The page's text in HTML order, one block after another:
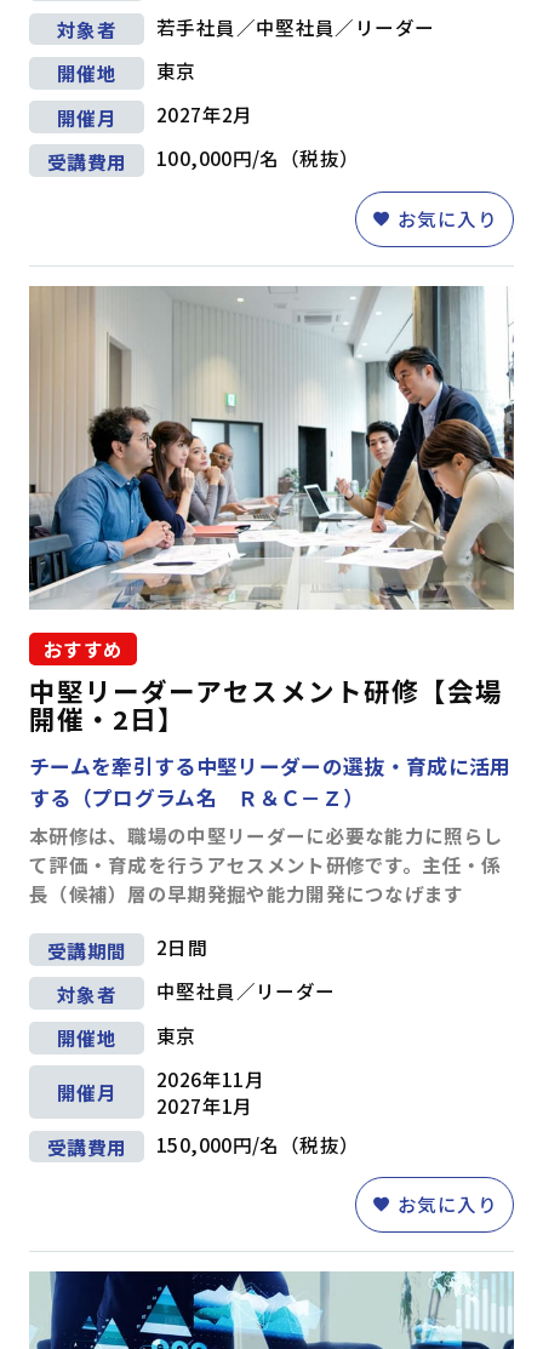
対象者
若手社員／中堅社員／リーダー
開催地
東京
開催月
2027年2月
受講費用
100,000円/名（税抜）
お気に入り
おすすめ
中堅リーダーアセスメント研修【会場
開催・2日】
チームを牽引する中堅リーダーの選抜・育成に活用
する（プログラム名 Ｒ＆Ｃ－Ｚ）
本研修は、職場の中堅リーダーに必要な能力に照らし
て評価・育成を行うアセスメント研修です。主任・係
長（候補）層の早期発掘や能力開発につなげます
受講期間
2日間
対象者
中堅社員／リーダー
開催地
東京
開催月
2026年11月
2027年1月
受講費用
150,000円/名（税抜）
お気に入り